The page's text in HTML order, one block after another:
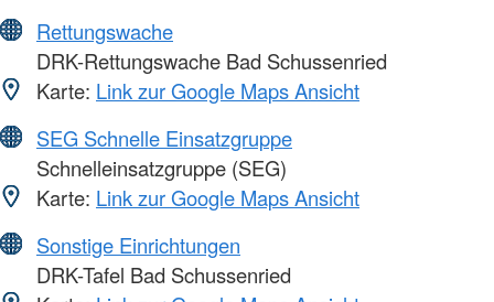
Rettungswache
DRK-Rettungswache Bad Schussenried
Karte: Link zur Google Maps Ansicht
SEG Schnelle Einsatzgruppe
Schnelleinsatzgruppe (SEG)
Karte: Link zur Google Maps Ansicht
Sonstige Einrichtungen
DRK-Tafel Bad Schussenried